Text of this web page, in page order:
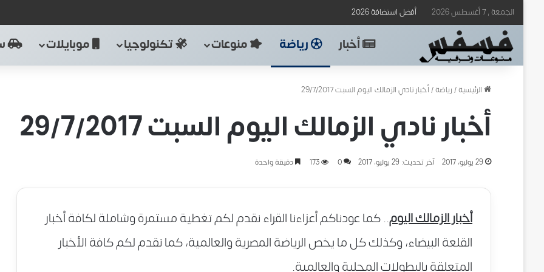
الجمعة , 7 أغسطس 2026 أفضل استضافة 2026
أخبار رياضة منوعات تكنولوجيا موبايلات
الرئيسية/رياضة/أخبار نادي الزمالك اليوم السبت 29/7/2017
أخبار نادي الزمالك اليوم السبت 29/7/2017
29 يوليو، 2017 آخر تحديث: 29 يوليو، 2017 0
173 دقيقة واحدة
أخبار الزمالك اليوم.. كما عودناكم أعزاءنا القراء نقدم لكم تغطية مستمرة وشاملة لكافة أخبار
القلعة البيضاء، وكذلك كل ما يخص الرياضة المصرية والعالمية، كما نقدم لكم كافة الأخبار
المتعلقة بالبطولات المحلية والعالمية.